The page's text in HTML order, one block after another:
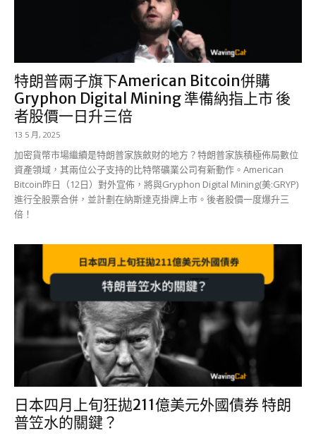
特朗普兩子旗下American Bitcoin併購
Gryphon Digital Mining 準備納指上市 後
者股價一日升三倍
13 5 月, 2025
加密貨幣市場繼續是特朗普家族斂財的地方？特朗普家族積極佈局數位
資產領域，其兩位公子支持的比特幣礦業公司有新動作。American
Bitcoin昨日（12日）對外宣佈，將與Gryphon Digital Mining(美:GRYP)
進行全股票合併，並計劃在納斯達克掛牌上市。後者股價一度爆升三
倍！
日本四月上旬狂拋211億美元外國債券 特朗
普笠水的關鍵？